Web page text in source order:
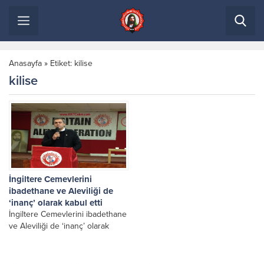
Anasayfa » Etiket: kilise
kilise
İngiltere Cemevlerini
ibadethane ve Aleviliği de
‘inanç’ olarak kabul etti
İngiltere Cemevlerini ibadethane
ve Aleviliği de ‘inanç’ olarak